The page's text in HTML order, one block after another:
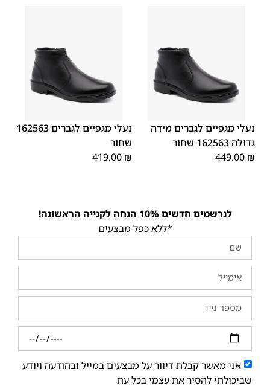
נעלי מגפיים לגברים מידה
גדולה 162563 שחור
449.00 ₪
נעלי מגפיים לגברים 162563
שחור
419.00 ₪
לנרשמים חדשים 10% הנחה לקנייה הראשונה!
*ללא כפל מבצעים
אני מאשר קבלת דיוור על מבצעים במייל ובהודעה ויודע
שביכולתי להסיר את עצמי בכל עת